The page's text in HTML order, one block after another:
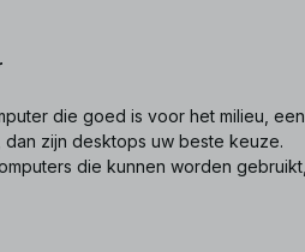
die goed is voor het milieu, een
zijn desktops uw beste keuze.
die kunnen worden gebruikt,